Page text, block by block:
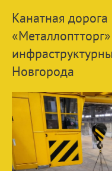
Канатная
Новгорода